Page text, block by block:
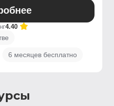
4.40
6 месяцев бесплатно